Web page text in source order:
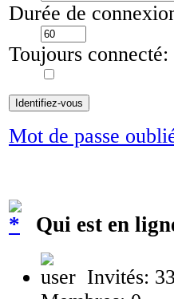
Durée de
Toujours connecté:
Mot de passe
Qui est en
Invités: